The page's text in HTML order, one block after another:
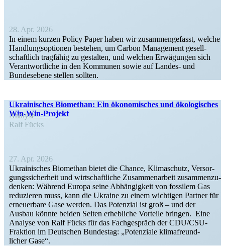
28. Apr. 2026
In einem kurzen Policy Paper haben wir zusam­men­ge­fasst, welche
Handlungs­op­tionen bestehen, um Carbon Management gesell­
schaftlich tragfähig zu gestalten, und welchen Erwägungen sich
Verant­wort­liche in den Kommunen sowie auf Landes- und
Bundes­ebene stellen sollten.
Ukrai­ni­sches Biomethan: Ein ökono­mi­sches und ökolo­gi­sches
Win-Win-Projekt
Analyse
Ralf Fücks
27. Apr. 2026
Ukrai­ni­sches Biomethan bietet die Chance, Klima­schutz, Versor­
gungs­si­cherheit und wirtschaft­liche Zusam­men­arbeit zusam­men­zu­
denken: Während Europa seine Abhän­gigkeit von fossilem Gas
reduzieren muss, kann die Ukraine zu einem wichtigen Partner für
erneu­erbare Gase werden. Das Potenzial ist groß – und der
Ausbau könnte beiden Seiten erheb­liche Vorteile bringen. Eine
Analyse von Ralf Fücks für das Fachge­spräch der CDU/CSU-
Fraktion im Deutschen Bundestag: „Poten­ziale klima­freund­
licher Gase“.